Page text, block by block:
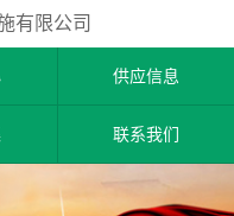
有限公司
供应信息
联系我们